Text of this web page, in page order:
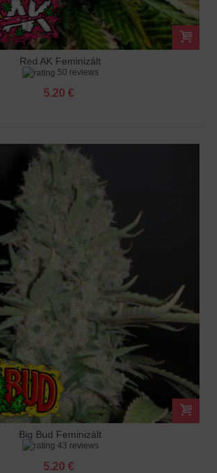
Red AK Feminizált
50 reviews
5.20 €
Big Bud Feminizált
43 reviews
5.20 €